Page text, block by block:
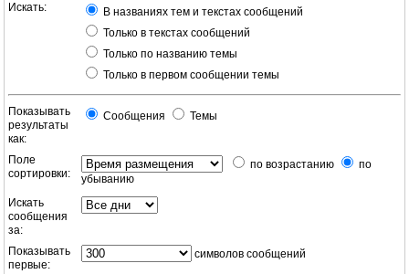
Искать:
В названиях тем и текстах сообщений
Только в текстах сообщений
Только по названию темы
Только в первом сообщении темы
Показывать
результаты
как:
Сообщения Темы
Поле
сортировки:
по возрастанию
по
убыванию
Искать
сообщения
за:
Показывать
первые:
символов сообщений